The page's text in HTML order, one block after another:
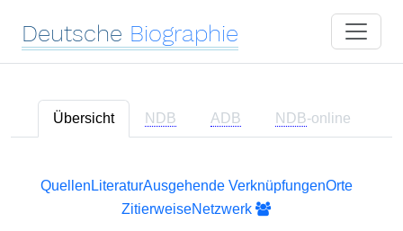
Deutsche Biographie
Übersicht NDB ADB NDB-online
Quellen LiteraturAusgehende VerknüpfungenOrte
ZitierweiseNetzwerk